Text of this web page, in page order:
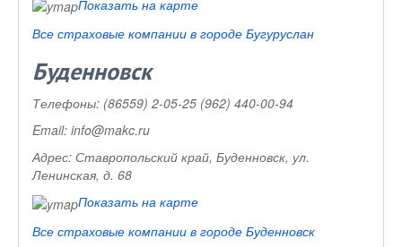
Показать на карте
Все страховые компании в городе Бугуруслан
Буденновск
Телефоны: (86559) 2-05-25 (962) 440-00-94
Email: info@makc.ru
Адрес: Ставропольский край, Буденновск, ул.
Ленинская, д. 68
Показать на карте
Все страховые компании в городе Буденновск